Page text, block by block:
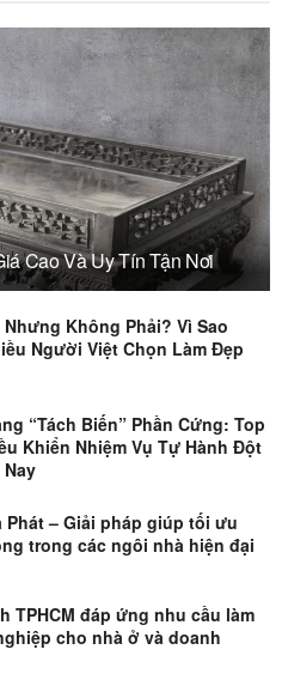
Cao Và Uy Tín Tận Nơi
Không Phải? Vì Sao
Người Việt Chọn Làm Đẹp
“Tách Biến” Phần Cứng: Top
Khiển Nhiệm Vụ Tự Hành Đột
Nay
Phát – Giải pháp giúp tối ưu
trong các ngôi nhà hiện đại
TPHCM đáp ứng nhu cầu làm
cho nhà ở và doanh